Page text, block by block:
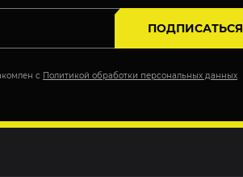
ПОДПИСАТЬСЯ
с Политикой обработки персональных данных